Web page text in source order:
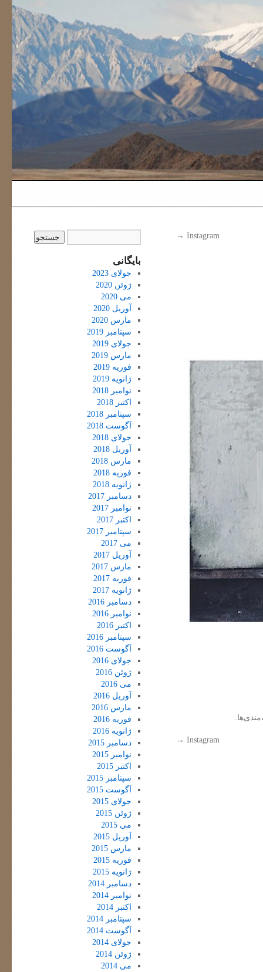
Instagram
→
Instagram
→
بایگانی
جولای 2023
ژوئن 2020
می 2020
آوریل 2020
مارس 2020
سپتامبر 2019
جولای 2019
مارس 2019
فوریه 2019
ژانویه 2019
نوامبر 2018
اکتبر 2018
سپتامبر 2018
آگوست 2018
جولای 2018
آوریل 2018
مارس 2018
فوریه 2018
ژانویه 2018
دسامبر 2017
نوامبر 2017
اکتبر 2017
سپتامبر 2017
می 2017
آوریل 2017
مارس 2017
فوریه 2017
ژانویه 2017
دسامبر 2016
نوامبر 2016
اکتبر 2016
سپتامبر 2016
آگوست 2016
جولای 2016
ژوئن 2016
می 2016
آوریل 2016
مارس 2016
فوریه 2016
ژانویه 2016
دسامبر 2015
نوامبر 2015
اکتبر 2015
سپتامبر 2015
آگوست 2015
جولای 2015
ژوئن 2015
می 2015
آوریل 2015
مارس 2015
فوریه 2015
ژانویه 2015
دسامبر 2014
نوامبر 2014
اکتبر 2014
سپتامبر 2014
آگوست 2014
جولای 2014
ژوئن 2014
می 2014